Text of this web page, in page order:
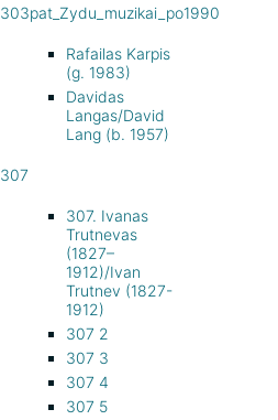
303pat_Zydu_muzikai_po1990
Rafailas Karpis
(g. 1983)
Davidas
Langas/David
Lang (b. 1957)
307
307. Ivanas
Trutnevas
(1827–
1912)/Ivan
Trutnev (1827-
1912)
307 2
307 3
307 4
307 5